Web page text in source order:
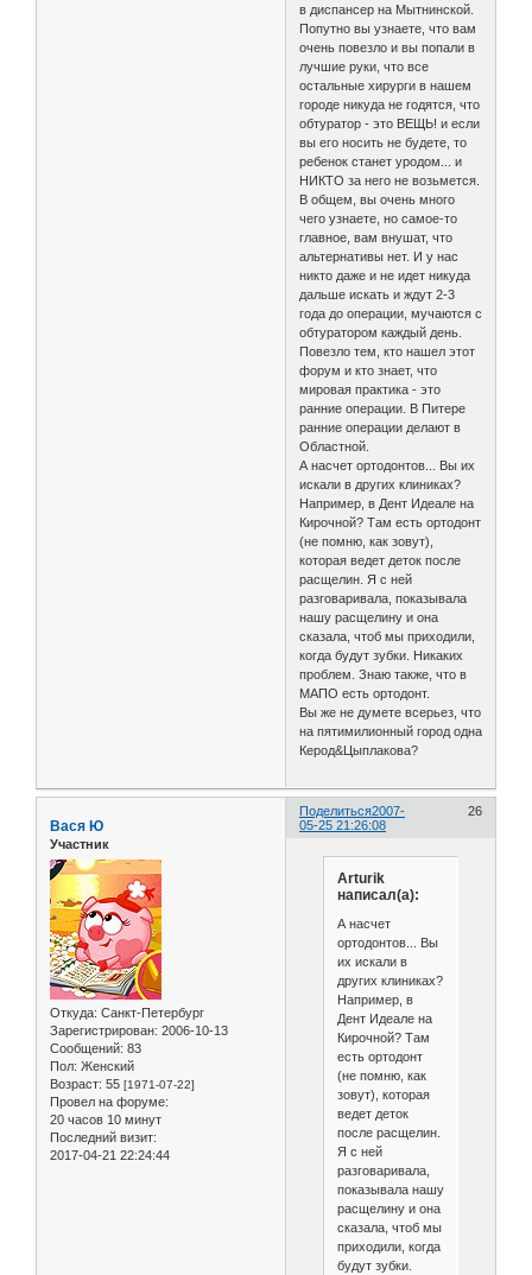
в диспансер на Мытнинской.
Попутно вы узнаете, что вам
очень повезло и вы попали в
лучшие руки, что все
остальные хирурги в нашем
городе никуда не годятся, что
обтуратор - это ВЕЩЬ! и если
вы его носить не будете, то
ребенок станет уродом... и
НИКТО за него не возьмется.
В общем, вы очень много
чего узнаете, но самое-то
главное, вам внушат, что
альтернативы нет. И у нас
никто даже и не идет никуда
дальше искать и ждут 2-3
года до операции, мучаются с
обтуратором каждый день.
Повезло тем, кто нашел этот
форум и кто знает, что
мировая практика - это
ранние операции. В Питере
ранние операции делают в
Областной.
А насчет ортодонтов... Вы их
искали в других клиниках?
Например, в Дент Идеале на
Кирочной? Там есть ортодонт
(не помню, как зовут),
которая ведет деток после
расщелин. Я с ней
разговаривала, показывала
нашу расщелину и она
сказала, чтоб мы приходили,
когда будут зубки. Никаких
проблем. Знаю также, что в
МАПО есть ортодонт.
Вы же не думете всерьез, что
на пятимилионный город одна
Керод&Цыплакова?
Поделиться 26
2007-
05-25 21:26:08
Вася Ю
Участник
Откуда: Санкт-Петербург
Зарегистрирован: 2006-10-13
Сообщений: 83
Пол: Женский
Возраст: 55 [1971-07-22]
Провел на форуме:
20 часов 10 минут
Последний визит:
2017-04-21 22:24:44
Arturik
написал(а):
А насчет
ортодонтов... Вы
их искали в
других клиниках?
Например, в
Дент Идеале на
Кирочной? Там
есть ортодонт
(не помню, как
зовут), которая
ведет деток
после расщелин.
Я с ней
разговаривала,
показывала нашу
расщелину и она
сказала, чтоб мы
приходили, когда
будут зубки.